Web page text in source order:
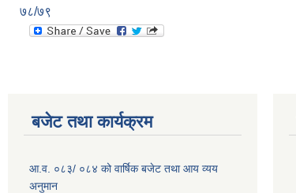
७८/७९
बजेट तथा कार्यक्रम
आ.व. ०८३/ ०८४ को वार्षिक बजेट तथा आय व्यय
अनुमान